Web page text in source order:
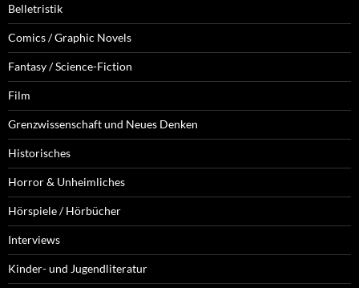
Belletristik
Comics / Graphic Novels
Fantasy / Science-Fiction
Film
Grenzwissenschaft und Neues Denken
Historisches
Horror & Unheimliches
Hörspiele / Hörbücher
Interviews
Kinder- und Jugendliteratur